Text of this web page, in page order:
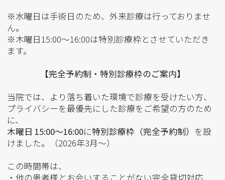
※水曜日は手術日のため、外来診療は行っておりませ
ん。
※木曜日15:00～16:00は特別診療枠とさせていただき
ます。
【完全予約制・特別診療枠のご案内】
当院では、より落ち着いた環境で診療を受けたい方、
プライバシーを最優先にした診療をご希望の方のため
に、
木曜日 15:00〜16:00に特別診療枠（完全予約制） を設
けました。（2026年3月～）
この時間帯は、